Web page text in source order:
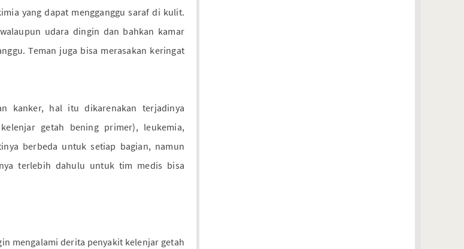
yang dapat mengganggu saraf di kulit.
udara dingin dan bahkan kamar
Teman juga bisa merasakan keringat
kanker, hal itu dikarenakan terjadinya
getah bening primer), leukemia,
berbeda untuk setiap bagian, namun
terlebih dahulu untuk tim medis bisa
mengalami derita penyakit kelenjar getah